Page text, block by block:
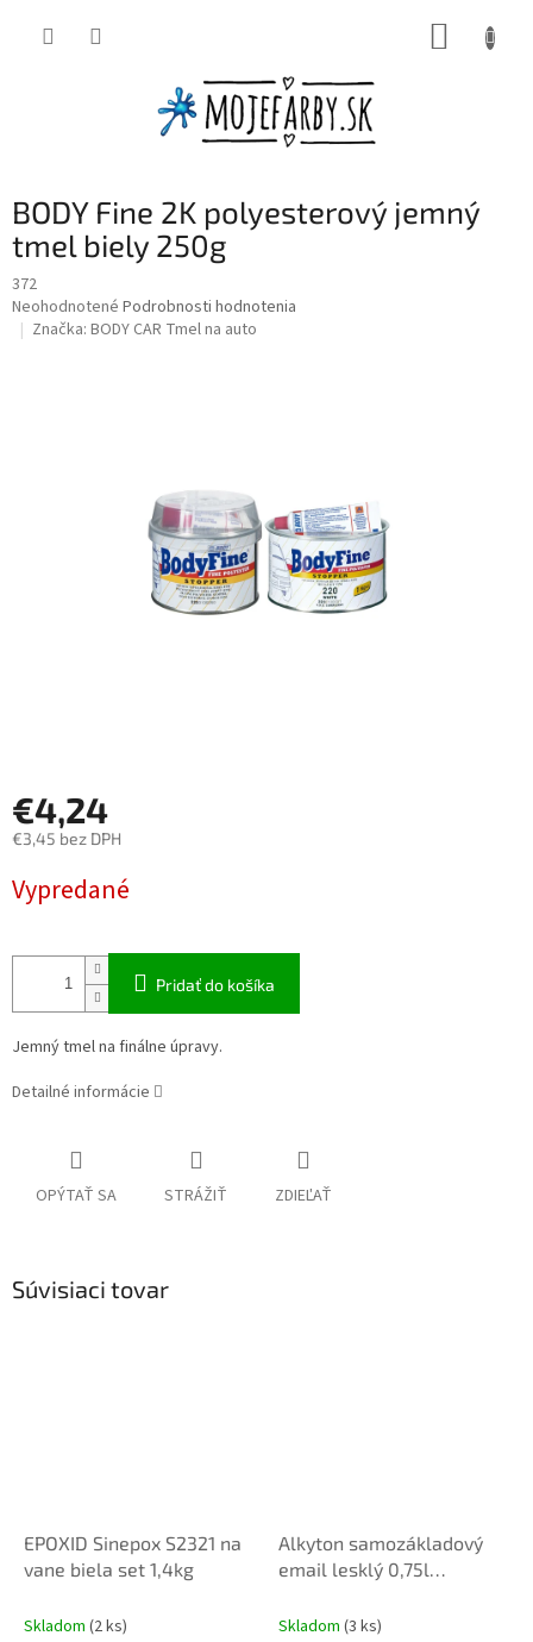
BODY Fine 2K polyesterový jemný
tmel biely 250g
372
Priemerné
hodnotenie
Neohodnotené Podrobnosti hodnotenia
Značka: BODY CAR Tmel na auto
€4,24
€3,45 bez DPH
cena:
Vypredané
Pridať do košíka
Jemný tmel na finálne úpravy.
Detailné informácie
OPÝTAŤ SA STRÁŽIŤ ZDIEĽAŤ
Súvisiaci tovar
EPOXID Sinepox S2321 na
vane biela set 1,4kg
Skladom (2 ks)
Alkyton samozákladový
email lesklý 0,75l
Skladom (3 ks)